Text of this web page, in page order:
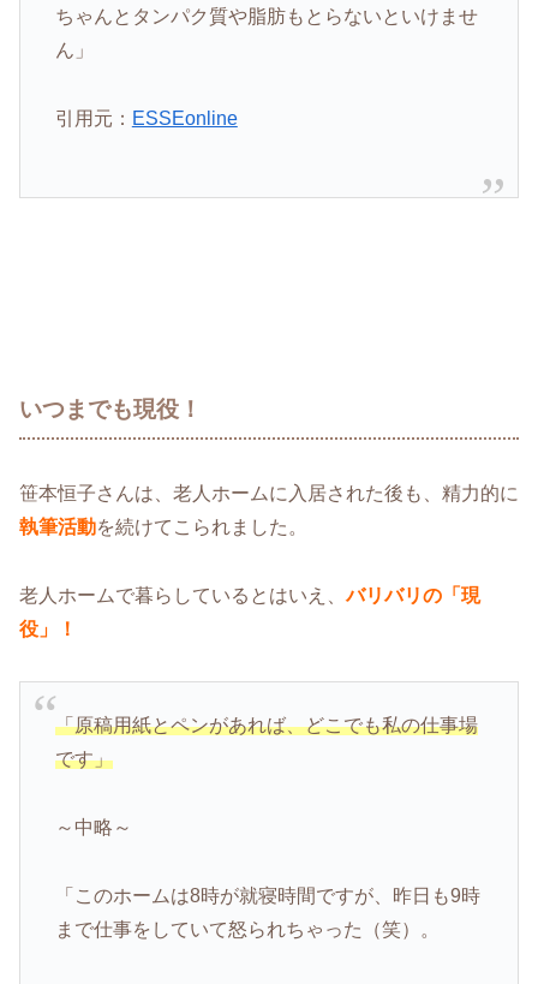
ちゃんとタンパク質や脂肪もとらないといけませ
ん」
引用元： ESSEonline
いつまでも現役！
笹本恒子さんは、老人ホームに入居された後も、精力的に
執筆活動を続けてこられました。
老人ホームで暮らしているとはいえ、バリバリの「現
役」！
「原稿用紙とペンがあれば、どこでも私の仕事場
です」
～中略～
「このホームは8時が就寝時間ですが、昨日も9時
まで仕事をしていて怒られちゃった（笑）。